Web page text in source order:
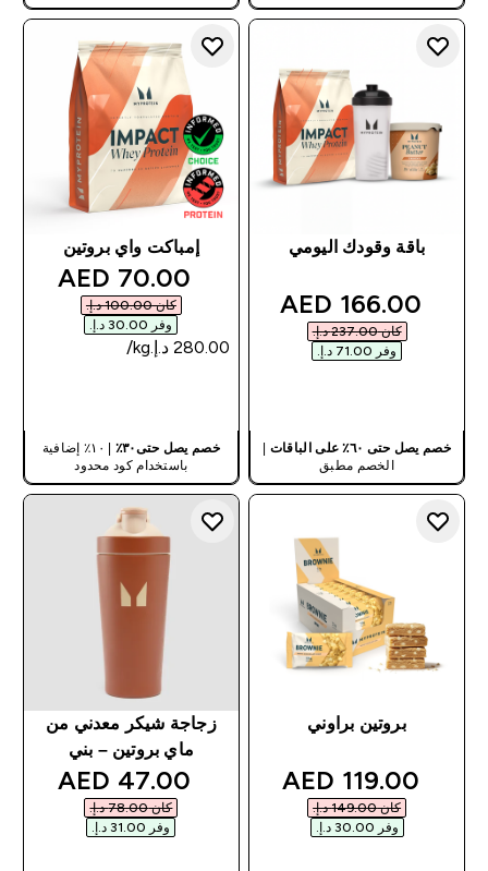
باقة وقودك اليومي
discounted price
166.00 AED‎
كان ‏237.00 د.إ.‏‎
وفر ‏71.00 د.إ.‏‎
خصم يصل حتى ٦٠٪ على الباقات
الخصم مطبق
إمباكت واي بروتين
price
70.00 AED‎
كان ‏100.00 د.إ.‏‎
وفر ‏30.00 د.إ.‏‎
خصم يصل حتى٣٠٪
| ١٠٪ إضافية
باستخدام كود محدود
بروتين براوني
discounted price
119.00 AED‎
كان ‏149.00 د.إ.‏‎
وفر ‏30.00 د.إ.‏‎
زجاجة شيكر معدني من
ماي بروتين – بني
price
47.00 AED‎
كان ‏78.00 د.إ.‏‎
وفر ‏31.00 د.إ.‏‎